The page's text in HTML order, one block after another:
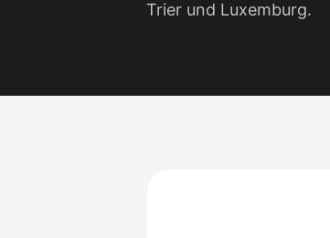
Trier und Luxemburg.